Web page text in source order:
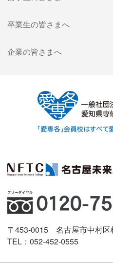
卒業生の皆さまへ
企業の皆さまへ
〒453-0015 名古屋市中村区
TEL：052-452-0555